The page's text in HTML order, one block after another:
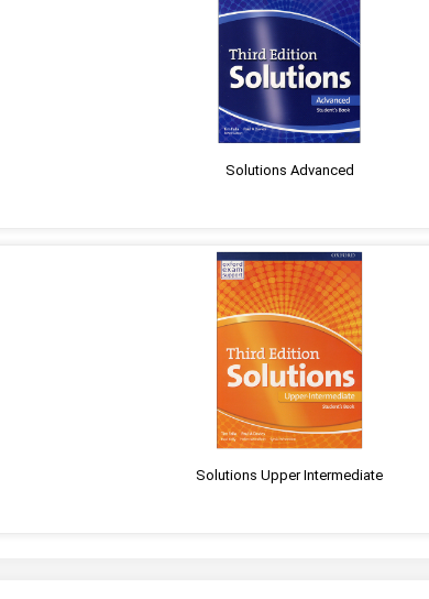
Solutions Advanced
Solutions Upper Intermediate